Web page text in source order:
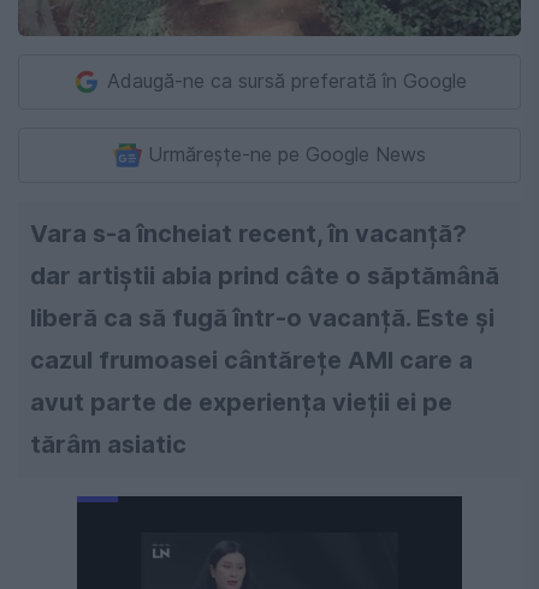
Adaugă-ne ca sursă preferată în Google
Urmărește-ne pe Google News
Vara s-a încheiat recent, în vacanță?
dar artiștii abia prind câte o săptămână
liberă ca să fugă într-o vacanță. Este și
cazul frumoasei cântărețe AMI care a
avut parte de experiența vieții ei pe
tărâm asiatic